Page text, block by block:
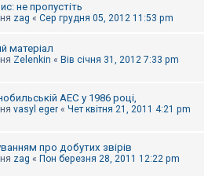
не пропустіть
zag « Сер грудня 05, 2012 11:53 pm
матеріал
Zelenkin « Вів січня 31, 2012 7:33 pm
АЕС у 1986 році,
vasyl eger « Чет квітня 21, 2011 4:21 pm
про добутих звірів
zag « Пон березня 28, 2011 12:22 pm